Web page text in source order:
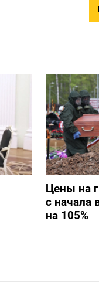
Цены на
с начала
на 105%